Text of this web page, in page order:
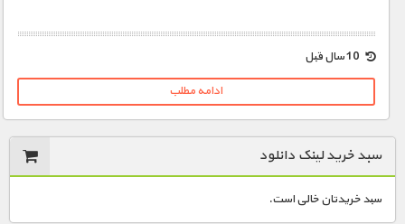
ادامه مطلب
سبد خرید لینک دانلود
سبد خریدتان خالی است.